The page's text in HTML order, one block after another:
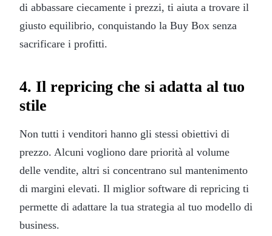
di abbassare ciecamente i prezzi, ti aiuta a trovare il
giusto equilibrio, conquistando la Buy Box senza
sacrificare i profitti.
4. Il repricing che si adatta al tuo
stile
Non tutti i venditori hanno gli stessi obiettivi di
prezzo. Alcuni vogliono dare priorità al volume
delle vendite, altri si concentrano sul mantenimento
di margini elevati. Il miglior software di repricing ti
permette di adattare la tua strategia al tuo modello di
business.